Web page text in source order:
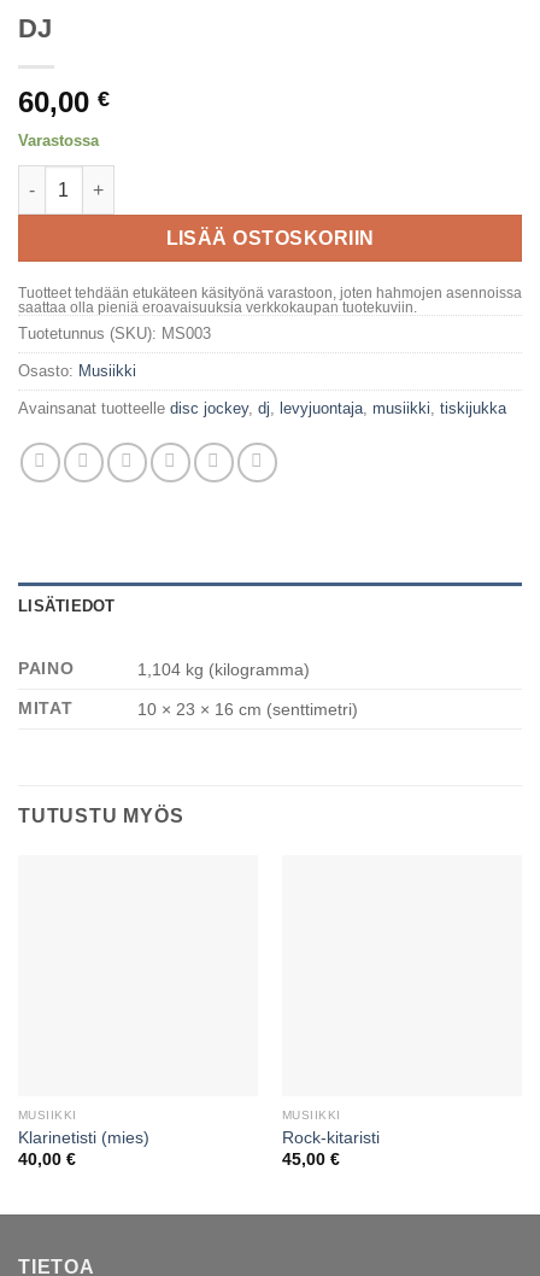
DJ
60,00 €
Varastossa
DJ määrä
LISÄÄ OSTOSKORIIN
Tuotteet tehdään etukäteen käsityönä varastoon, joten hahmojen asennoissa
saattaa olla pieniä eroavaisuuksia verkkokaupan tuotekuviin.
Tuotetunnus (SKU): MS003
Osasto: Musiikki
Avainsanat tuotteelle disc jockey, dj, levyjuontaja, musiikki, tiskijukka
LISÄTIEDOT
PAINO
1,104 kg (kilogramma)
MITAT
10 × 23 × 16 cm (senttimetri)
TUTUSTU MYÖS
MUSIIKKI
Klarinetisti (mies)
40,00 €
MUSIIKKI
Rock-kitaristi
45,00 €
TIETOA